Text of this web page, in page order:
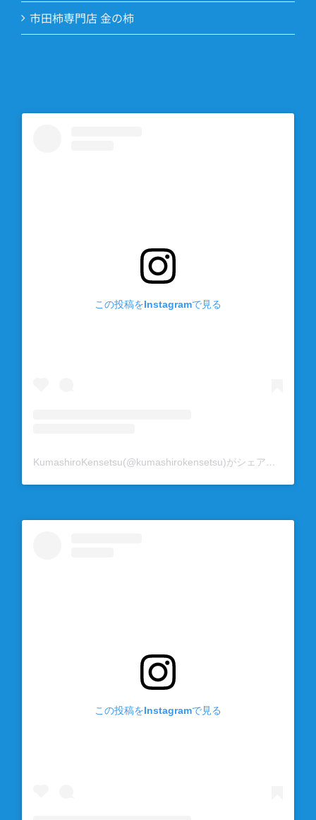
市田柿専門店 金の柿
この投稿をInstagramで見る
KumashiroKensetsu(@kumashirokensetsu)がシェアした投稿
この投稿をInstagramで見る